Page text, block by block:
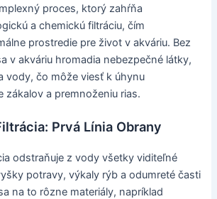
proces, ktorý zahŕňa
a chemickú filtráciu, čím
prostredie pre život v akváriu. Bez
v akváriu hromadia nebezpečné látky,
vody, čo môže viesť k úhynu
zákalov a premnoženiu rias.
Prvá Línia Obrany
odstraňuje z vody všetky viditeľné
potravy, výkaly rýb a odumreté časti
na to rôzne materiály, napríklad